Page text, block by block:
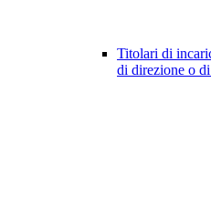
Titolari di
di direzione o